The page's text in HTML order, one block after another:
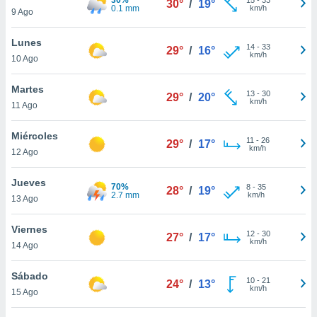
más
nuestra
y
de
disponible
cookies
aceptar
9 Ago
0.1 mm
30° / 19°
km/h
Lunes
10 Ago
29° / 16° 14- 33
km/h
Martes
11 Ago
29° / 20° 13- 30
km/h
Miércoles
12 Ago
29° / 17° 11 - 26
km/h
Jueves
13 Ago
70%
2.7 mm
28° / 19° 8- 35
km/h
Viernes
14 Ago
27° / 17° 12- 30
km/h
Sábado
15 Ago
24° / 13° 10- 21
km/h